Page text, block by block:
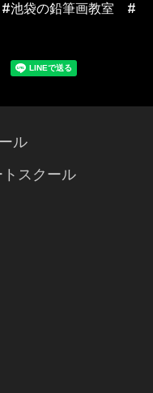
池袋の鉛筆画教室 #
ル
スクール